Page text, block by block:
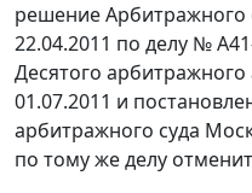
решение Арбитражного
22.04.2011 по делу №
Десятого
01.07.2011 и
арбитражного суда
по тому же делу